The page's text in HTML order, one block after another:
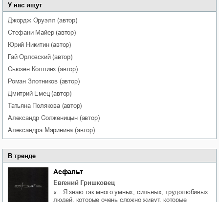
У нас ищут
Джордж Оруэлл (автор)
Стефани Майер(автор)
Юрий Никитин(автор)
Гай Орловский(автор)
Сьюзен Коллинз (автор)
Роман Злотников (автор)
Дмитрий Емец(автор)
Татьяна Полякова(автор)
Александр Солженицын (автор)
Александра Маринина (автор)
В тренде
Асфальт
Евгений Гришковец
«…Я знаю так много умных, сильных, трудолюбивых
людей, которые очень сложно живут, которые